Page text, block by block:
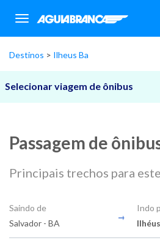
sr.header.toggle.navigation
Destinos Ilheus Ba
Selecionar viagem de ônibus
Passagem de
Principais trechos para
Saindo de
Salvador - BA
Indo